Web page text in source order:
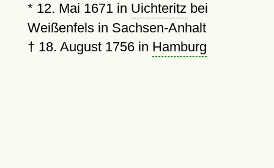
* 12. Mai 1671in Uichteritz bei
Weißenfels in Sachsen-Anhalt
† 18. August 1756in Hamburg